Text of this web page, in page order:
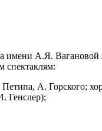
А.Я.
спектаклям:
А. Горского;
Генслер);